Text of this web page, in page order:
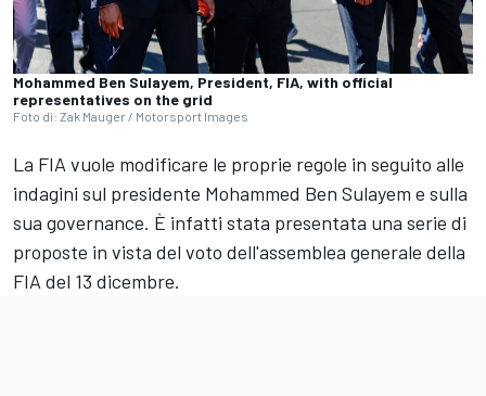
Mohammed Ben Sulayem, President, FIA, with official
representatives on the grid
Foto di: Zak Mauger / Motorsport Images
La FIA vuole modificare le proprie regole in seguito alle
indagini sul presidente Mohammed Ben Sulayem e sulla
sua governance. È infatti stata presentata una serie di
proposte in vista del voto dell'assemblea generale della
FIA del 13 dicembre.